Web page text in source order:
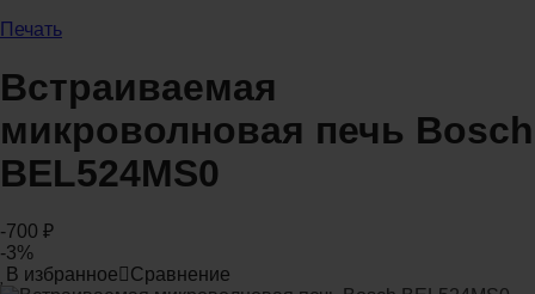
Печать
Встраиваемая
микроволновая печь Bosch
BEL524MS0
-700 ₽
-3%
В избранное
Сравнение